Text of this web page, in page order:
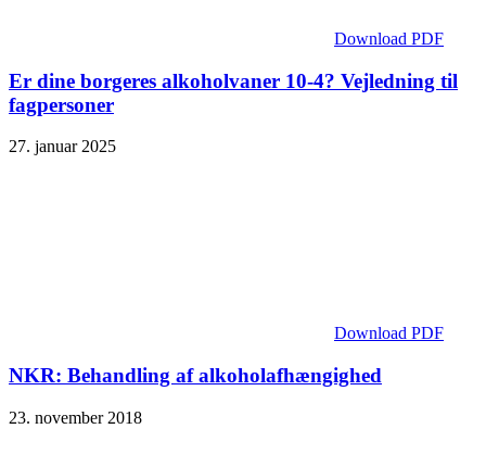
Download PDF
Er dine borgeres alkoholvaner 10-4? Vejledning til
fagpersoner
27. januar 2025
Download PDF
NKR: Behandling af alkoholafhængighed
23. november 2018